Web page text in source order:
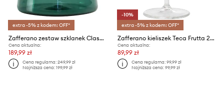
extra -5% z kodem: OFF*
Zafferano zestaw szklanek Classy 280 ml 4-pack
Cena aktualna:
189,99 zł
Cena regularna:249,99 zł
Najniższa cena:199,99 zł
-10%
extra -5% z kodem: OFF*
Zafferano kieliszek Teca Frutta 250 ml
Cena aktualna:
89,99 zł
Cena regularna:99,99 zł
Najniższa cena:99,99 zł